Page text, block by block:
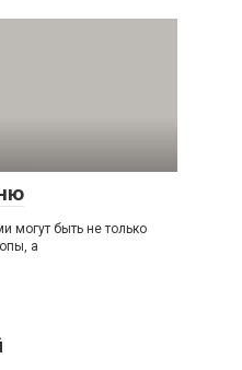
могут быть не только
а